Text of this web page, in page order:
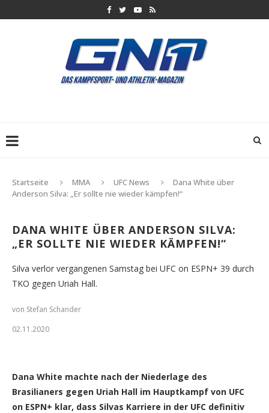
Startseite MMA UFC News
Dana White über
Anderson Silva: „Er sollte nie wieder kämpfen!“
DANA WHITE ÜBER ANDERSON SILVA:
„ER SOLLTE NIE WIEDER KÄMPFEN!“
Silva verlor vergangenen Samstag bei UFC on ESPN+ 39 durch
TKO gegen Uriah Hall.
von Stefan Schander
02.11.2020
Dana White machte nach der Niederlage des
Brasilianers gegen Uriah Hall im Hauptkampf von UFC
on ESPN+ klar, dass Silvas Karriere in der UFC definitiv